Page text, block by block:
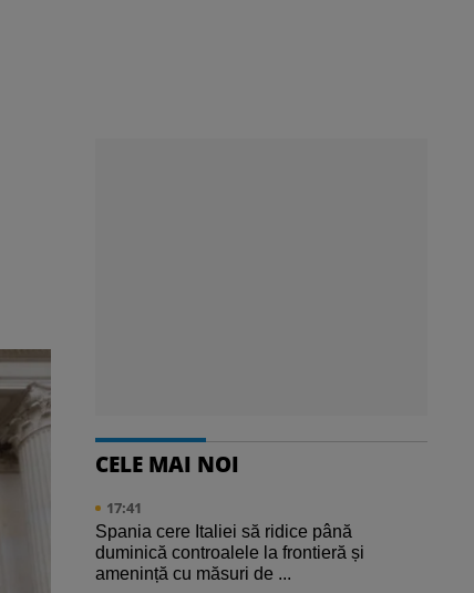
CELE MAI NOI
17:41
Spania cere Italiei să ridice până
duminică controalele la frontieră și
amenință cu măsuri de ...